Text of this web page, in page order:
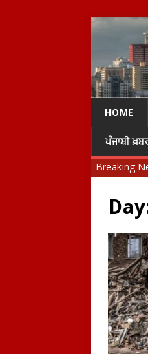
HOME
ਪੰਜਾਬੀ
Breaking
ਜਸਟਿਨ ਟਰੂਡੋ ਨੇ ਹਰਦੀਪ ਨਿੱਝਰ ਦੀ